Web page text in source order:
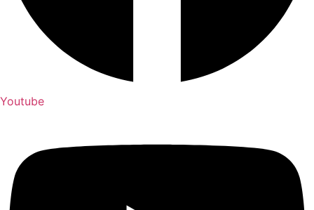
Youtube